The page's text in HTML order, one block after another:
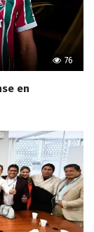
76
en